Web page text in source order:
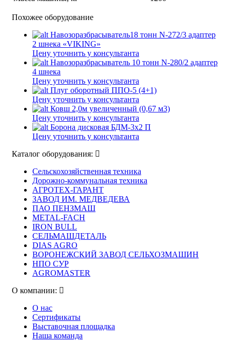
Похожее оборудование
Навозоразбрасыватель18 тонн N-272/3 адаптер
2 шнека «VIKING»
Цену уточнить у консультанта
Навозоразбрасыватель 10 тонн N-280/2 адаптер
4 шнека
Цену уточнить у консультанта
Плуг оборотный ППО-5 (4+1)
Цену уточнить у консультанта
Ковш 2,0м увеличенный (0,67 м3)
Цену уточнить у консультанта
Борона дисковая БДМ-3х2 П
Цену уточнить у консультанта
Каталог оборудования:
Сельскохозяйственная техника
Дорожно-коммунальная техника
АГРОТЕХ-ГАРАНТ
ЗАВОД ИМ. МЕДВЕДЕВА
ПАО ПЕНЗМАШ
METAL-FACH
IRON BULL
СЕЛЬМАШДЕТАЛЬ
DIAS AGRO
ВОРОНЕЖСКИЙ ЗАВОД СЕЛЬХОЗМАШИН
НПО СУР
AGROMASTER
О компании:
О нас
Сертификаты
Выставочная площадка
Наша команда